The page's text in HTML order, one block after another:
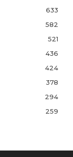
633
582
521
436
424
378
294
259